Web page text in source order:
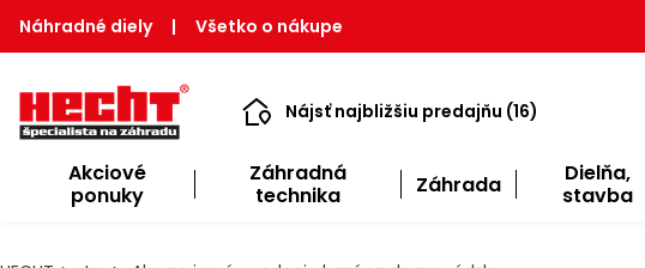
Náhradné diely | Všetko o nákupe
Nájsť najbližšiu predajňu (16)
Akciové
ponuky
Záhradná
technika
Záhrada
Dielňa,
stavba